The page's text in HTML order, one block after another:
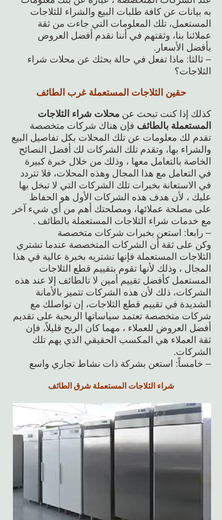
به بيانات عن كافة طلبات البيع والشراء للثلاجات
المستعمل، تلك المعلومات التي جاءت من ثقة
عملائنا بنا، وثقتهم في أننا نقدم أفضل العروض
بأفضل الأسعار.
– ثالثا: ماذا تفعل في حالة بحثك عن محلات شراء
الثلاجات؟
حقين الثلاجات المستعملة غرب الطائف
كذلك إذا كنت تبحث عنمحلات شراء الثلاجات
المستعملة بالطائف فإن هناك شركات متخصصة
تقدم لك معلومات عن تلك المحلات بكل تفاصيل البيع
والشراء بها، وتقدم تلك الشركات لك أفضل النصائح
الخاصة بالتعامل معها ، وذلك من خلال خبرة كبيرة
في التعامل مع هذا المجال وهذه المحلات، فلا تتردد
في الاستعانة بخبرات تلك الشركات التي لا تبخل بها
عليك ، لأن هدف هذه الشركات الأول هو الحفاظ
على مصلحة عملائها، ومصلحتك أهم من أي شيء آخر
مع خدمات شراء الثلاجات المستعملة بالطائف .
– رابعا: استعن بخبرات شركات متخصصة
وكن على ثقة أن الشركات المتخصصة عندما تشتري
الثلاجات المستعملة فإنها تشتريه بخبرة عالية في هذا
المجال ، وذلك لأنها تقوم بتقييم قطع الثلاجات
المستعمل كأفضل تقييم أمين لا تالطائف إلا عند هذه
الشركات، ذلك لأن هذه الشركات تتميز بالأمانة
الشديدة في تقييم قطع الثلاجات، إن تواصلك مع
شركات متخصصة تعتمد سياساتها الربحية على تقديم
أفضل العروض للعملاء ، مهما كان الربح قليلاً، فإن
ثقة العملاء هي المكسب الحقيقي الذي يهم تلك
الشركات.
– خامساً: استعن بشركة ذات نشاط تجاري واسع
شراء الثلاجات المستعملة شرق الطائف